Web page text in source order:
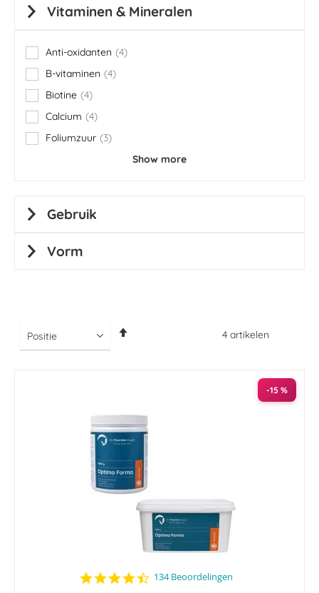
4 artikelen
-15 %
4.5
134 Beoordelingen
Vitaminen & Mineralen
Anti-oxidanten 4
items
B-vitaminen
4
items
Biotine 4
items
Calcium
4
items
Foliumzuur
3
items
Show more
Gebruik
Vorm